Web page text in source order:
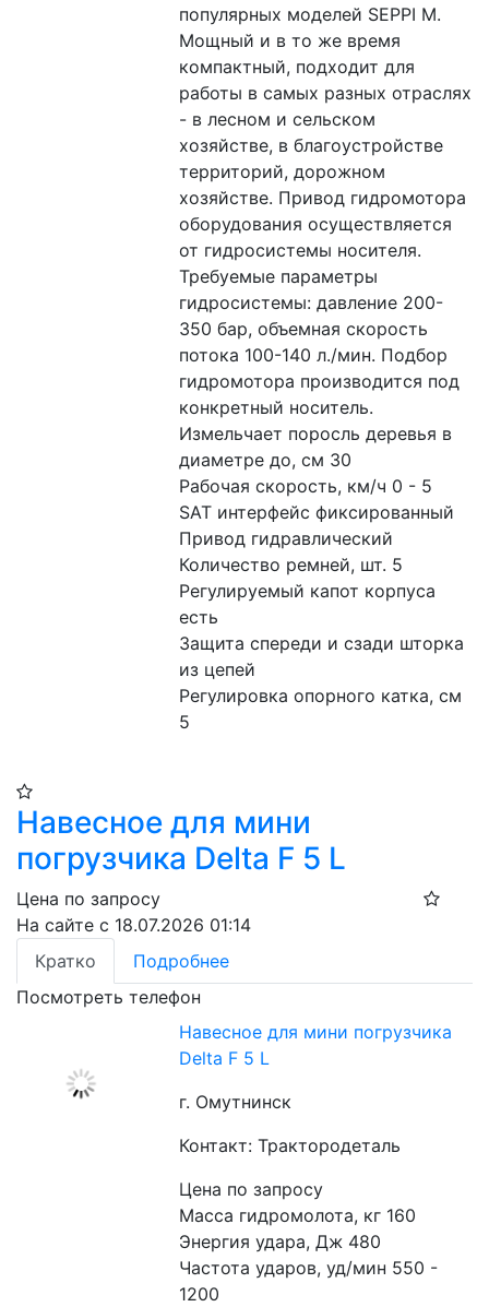
популярных моделей SEPPI M.
Мощный и в то же время
компактный, подходит для
работы в самых разных отраслях
- в лесном и сельском
хозяйстве, в благоустройстве
территорий, дорожном
хозяйстве. Привод гидромотора
оборудования осуществляется
от гидросистемы носителя.
Требуемые параметры
гидросистемы: давление 200-
350 бар, объемная скорость
потока 100-140 л./мин. Подбор
гидромотора производится под
конкретный носитель.
Измельчает поросль деревья в
диаметре до, см 30
Рабочая скорость, км/ч 0 - 5
SAT интерфейс фиксированный
Привод гидравлический
Количество ремней, шт. 5
Регулируемый капот корпуса
есть
Защита спереди и сзади шторка
из цепей
Регулировка опорного катка, см
5
Навесное для мини
погрузчика Delta F 5 L
Цена по запросу
На сайте с 18.07.2026 01:14
Кратко
Подробнее
Посмотреть телефон
Навесное для мини погрузчика
Delta F 5 L
г. Омутнинск
Контакт: Трактородеталь
Цена по запросу
Масса гидромолота, кг 160
Энергия удара, Дж 480
Частота ударов, уд/мин 550 -
1200